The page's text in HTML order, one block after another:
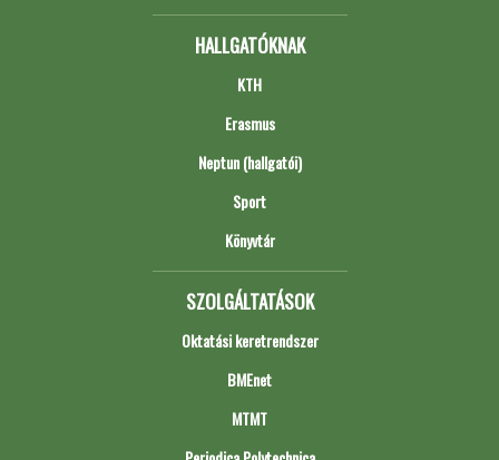
HALLGATÓKNAK
KTH
Erasmus
Neptun (hallgatói)
Sport
Könyvtár
SZOLGÁLTATÁSOK
Oktatási keretrendszer
BMEnet
MTMT